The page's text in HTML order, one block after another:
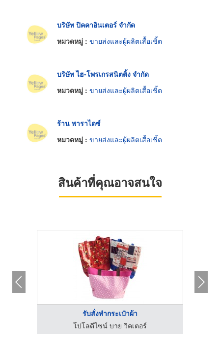
บริษัท ปิคคาอินเตอร์ จำกัด
หมวดหมู่ : ขายส่งและผู้ผลิตเสื้อเชิ้ต
บริษัท ไฮ-โพรเกรสนิตติ้ง จำกัด
หมวดหมู่ : ขายส่งและผู้ผลิตเสื้อเชิ้ต
ร้าน พาราไดซ์
หมวดหมู่ : ขายส่งและผู้ผลิตเสื้อเชิ้ต
สินค้าที่คุณอาจสนใจ
รับสั่งทำกระเป๋าผ้า
โปโลดีไซน์ บาย วิคเตอร์